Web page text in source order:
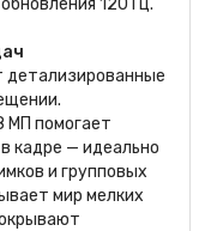
детализированные
МП помогает
кадре — идеально
и групповых
мир мелких